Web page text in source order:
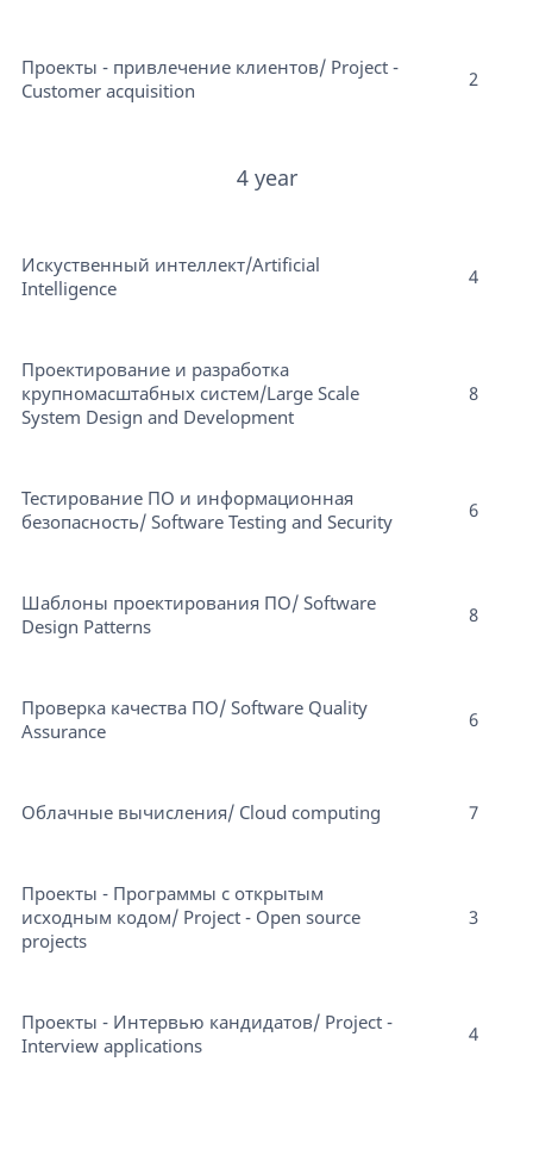
Проекты - привлечение клиентов/ Project -
Customer acquisition
2
4 year
Искуственный интеллект/Artificial
Intelligence
4
Проектирование и разработка
крупномасштабных систем/Large Scale
System Design and Development
8
Тестирование ПО и информационная
безопасность/ Software Testing and Security
6
Шаблоны проектирования ПО/ Software
Design Patterns
8
Проверка качества ПО/ Software Quality
Assurance
6
Облачные вычисления/ Cloud computing 7
Проекты - Программы с открытым
исходным кодом/ Project - Open source
projects
3
Проекты - Интервью кандидатов/ Project -
Interview applications
4